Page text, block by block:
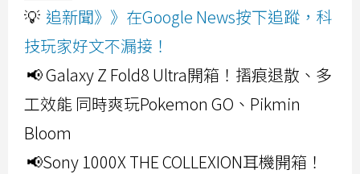
💡 追新聞》》在Google News按下追蹤，科
技玩家好文不漏接！
📢 Galaxy Z Fold8 Ultra開箱！摺痕退散、多
工效能 同時爽玩Pokemon GO、Pikmin
Bloom
📢Sony 1000X THE COLLEXION耳機開箱！